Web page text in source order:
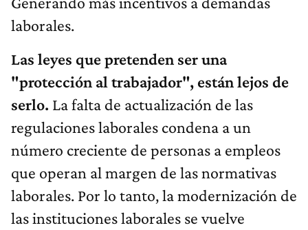
laborales.
Las leyes que pretenden ser una
"protección al trabajador", están lejos de
serlo. La falta de actualización de las
regulaciones laborales condena a un
número creciente de personas a empleos
que operan al margen de las normativas
laborales. Por lo tanto, la modernización de
las instituciones laborales se vuelve